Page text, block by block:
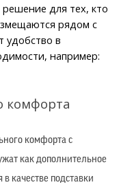
для тех, кто
рядом с
удобство в
например:
комфорта
комфорта с
как дополнительное
качестве подставки